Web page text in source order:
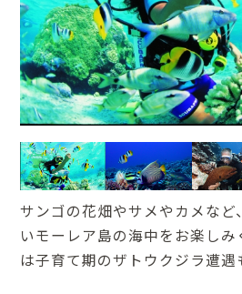
サンゴの花畑やサメやカメなど
いモーレア島の海中をお楽しみ
は子育て期のザトウクジラ遭遇